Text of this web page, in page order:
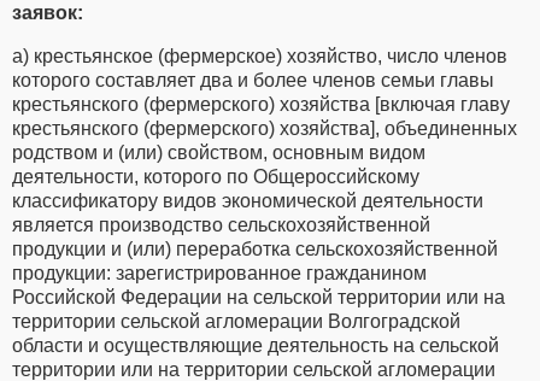
заявок:
а) крестьянское (фермерское) хозяйство, число членов
которого составляет два и более членов семьи главы
крестьянского (фермерского) хозяйства [включая главу
крестьянского (фермерского) хозяйства], объединенных
родством и (или) свойством, основным видом
деятельности, которого по Общероссийскому
классификатору видов экономической деятельности
является производство сельскохозяйственной
продукции и (или) переработка сельскохозяйственной
продукции: зарегистрированное гражданином
Российской Федерации на сельской территории или на
территории сельской агломерации Волгоградской
области и осуществляющие деятельность на сельской
территории или на территории сельской агломерации